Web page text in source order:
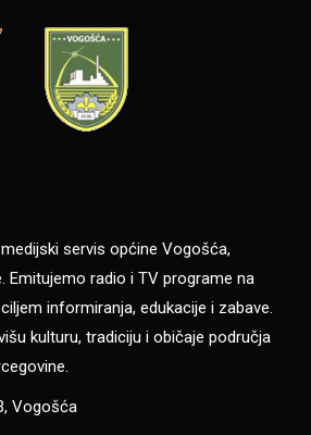
servis općine Vogošća,
Emitujemo radio i TV programe na
informiranja, edukacije i zabave.
kulturu, tradiciju i običaje područja
Vogošća